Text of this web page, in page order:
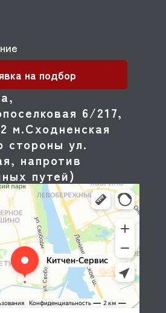
6/217,
м.Сходненская
стороны ул.
напротив
путей)
на подбор